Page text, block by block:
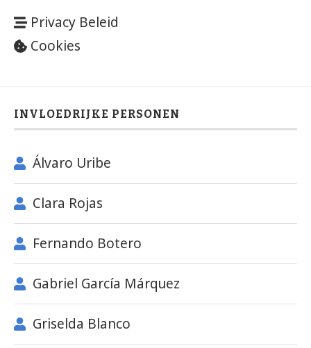
Privacy Beleid
Cookies
INVLOEDRIJKE PERSONEN
Álvaro Uribe
Clara Rojas
Fernando Botero
Gabriel García Márquez
Griselda Blanco